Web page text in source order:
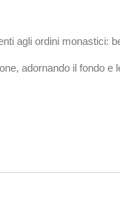
agli ordini monastici:
adornando il fondo e